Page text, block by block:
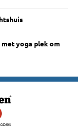
yoga plek om